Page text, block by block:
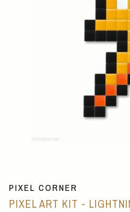
PIXEL CORNER
PIXEL ART KIT -